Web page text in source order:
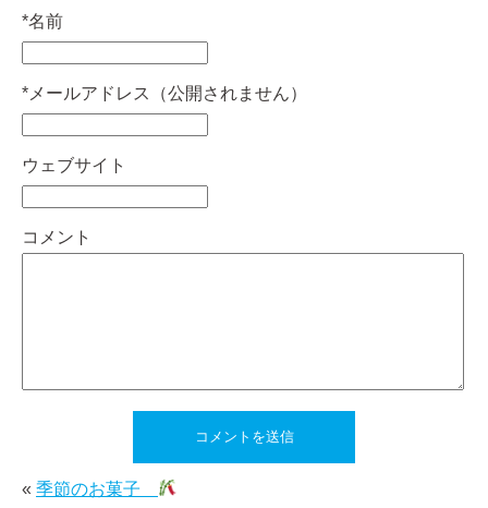
*名前
* メールアドレス（公開されません）
ウェブサイト
コメント
« 季節のお菓子